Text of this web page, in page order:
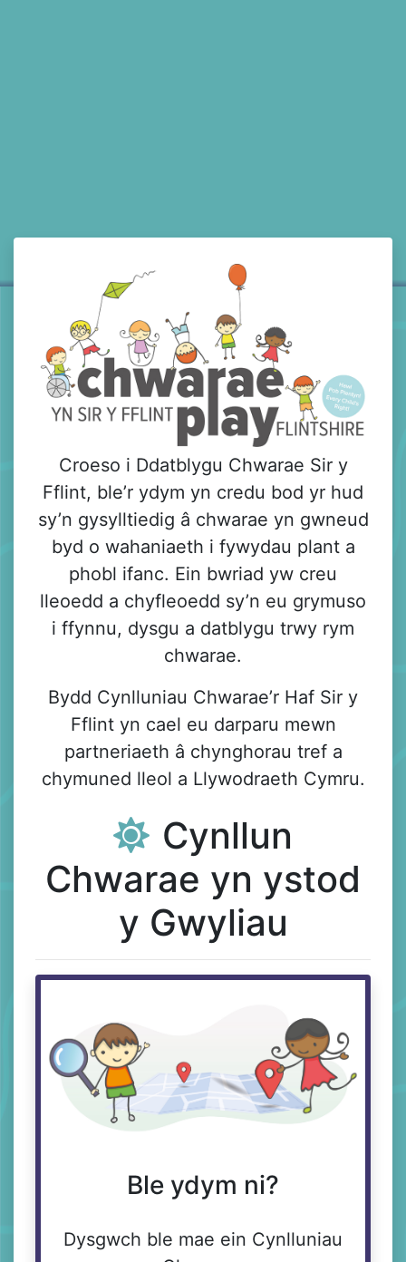
Croeso i Ddatblygu Chwarae Sir y
Fflint, ble’r ydym yn credu bod yr hud
sy’n gysylltiedig â chwarae yn gwneud
byd o wahaniaeth i fywydau plant a
phobl ifanc. Ein bwriad yw creu
lleoedd a chyfleoedd sy’n eu grymuso
i ffynnu, dysgu a datblygu trwy rym
chwarae.
Bydd Cynlluniau Chwarae’r Haf Sir y
Fflint yn cael eu darparu mewn
partneriaeth â chynghorau tref a
chymuned lleol a Llywodraeth Cymru.
Cynllun
Chwarae yn ystod
y Gwyliau
Ble ydym ni?
Dysgwch ble mae ein Cynlluniau